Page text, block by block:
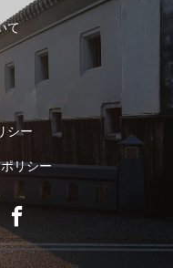
て
シー
リシー